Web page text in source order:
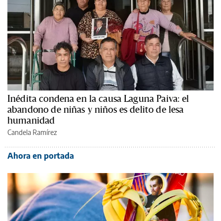
Inédita condena en la causa Laguna Paiva: el
abandono de niñas y niños es delito de lesa
humanidad
Candela Ramírez
Ahora en portada